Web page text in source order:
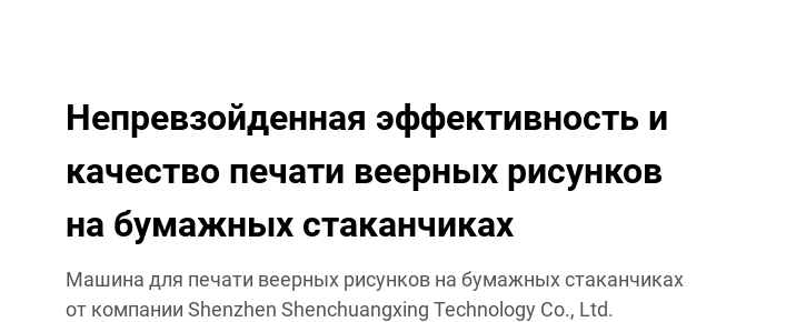
Непревзойденная эффективность и
качество печати веерных рисунков
на бумажных стаканчиках
Машина для печати веерных рисунков на бумажных стаканчиках
от компании Shenzhen Shenchuangxing Technology Co., Ltd.